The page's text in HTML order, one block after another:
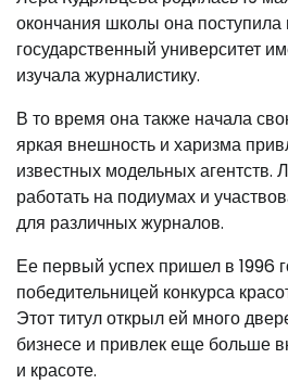
окончания школы она поступила
государственный университет
изучала журналистику.
В то время она также начала
яркая внешность и харизма
известных модельных агентств.
работать на подиумах и
для различных журналов.
Ее первый успех пришел в 1996
победительницей конкурса
Этот титул открыл ей много
бизнесе и привлек еще больше
и красоте.